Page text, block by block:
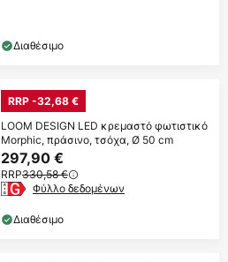
Διαθέσιμο
RRP -32,68 €
LOOM DESIGN LED κρεμαστό φωτιστικό
Morphic, πράσινο, τσόχα, Ø 50 cm
297,90 €
RRP330,58 €
Φύλλο δεδομένων
Διαθέσιμο